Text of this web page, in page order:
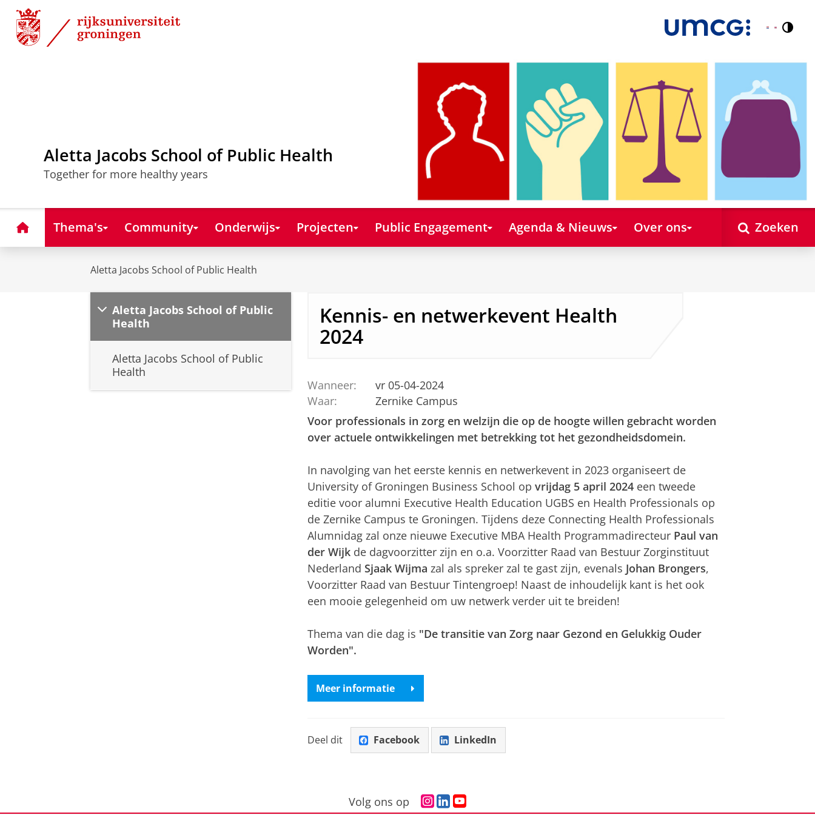
Skip
Content
Skip
Navigation
Nederlands
English
Aletta Jacobs School of Public Health
Together for more healthy years
HomeThema's Community Onderwijs Projecten Public Engagement Agenda & Nieuws Over ons Zoeken
Aletta Jacobs School of Public Health
Aletta Jacobs School of Public
Health
Aletta Jacobs School of Public
Health
Kennis- en netwerkevent Health
2024
Wanneer:
vr 05-04-2024
Waar:
Zernike Campus
Voor professionals in zorg en welzijn die op de hoogte willen gebracht worden
over actuele ontwikkelingen met betrekking tot het gezondheidsdomein.
In navolging van het eerste kennis en netwerkevent in 2023 organiseert de
University of Groningen Business School op vrijdag 5 april 2024een tweede
editie voor alumni Executive Health Education UGBS en Health Professionals op
de Zernike Campus te Groningen. Tijdens deze Connecting Health Professionals
Alumnidag zal onze nieuwe Executive MBA Health Programmadirecteur Paul van
der Wijkde dagvoorzitter zijn en o.a. Voorzitter Raad van Bestuur Zorginstituut
Nederland Sjaak Wijma zal als spreker zal te gast zijn, evenals Johan Brongers,
Voorzitter Raad van Bestuur Tintengroep! Naast de inhoudelijk kant is het ook
een mooie gelegenheid om uw netwerk verder uit te breiden!
Thema van die dag is "De transitie van Zorg naar Gezond en Gelukkig Ouder
Worden".
Meer informatie
Deel dit Facebook LinkedIn
Volg ons op
I
L
Y